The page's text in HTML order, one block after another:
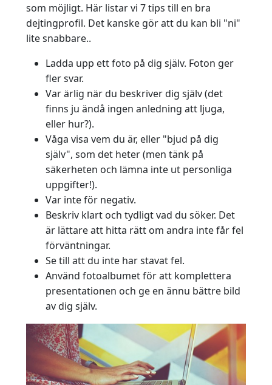
som möjligt. Här listar vi 7 tips till en bra
dejtingprofil. Det kanske gör att du kan bli "ni"
lite snabbare..
Ladda upp ett foto på dig själv. Foton ger
fler svar.
Var ärlig när du beskriver dig själv (det
finns ju ändå ingen anledning att ljuga,
eller hur?).
Våga visa vem du är, eller "bjud på dig
själv", som det heter (men tänk på
säkerheten och lämna inte ut personliga
uppgifter!).
Var inte för negativ.
Beskriv klart och tydligt vad du söker. Det
är lättare att hitta rätt om andra inte får fel
förväntningar.
Se till att du inte har stavat fel.
Använd fotoalbumet för att komplettera
presentationen och ge en ännu bättre bild
av dig själv.